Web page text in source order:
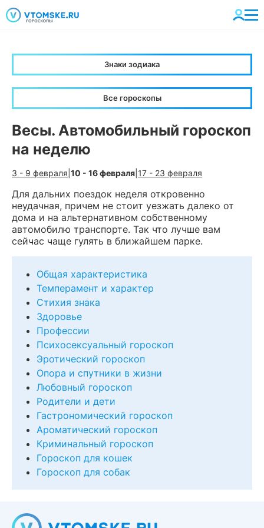
Знаки зодиака
Весы. Автомобильный гороскоп
на неделю
3 - 9 февраля 10 - 16 февраля 17 - 23 февраля
Для дальних поездок неделя откровенно
неудачная, причем не стоит уезжать далеко от
дома и на альтернативном собственному
автомобилю транспорте. Так что лучше вам
сейчас чаще гулять в ближайшем парке.
Общая характеристика
Темперамент и характер
Стихия знака
Здоровье
Профессии
Психосексуальный гороскоп
Эротический гороскоп
Опора и спутники в жизни
Любовный гороскоп
Родители и дети
Гастрономический гороскоп
Ароматический гороскоп
Криминальный гороскоп
Гороскоп для кошек
Гороскоп для собак
Все гороскопы